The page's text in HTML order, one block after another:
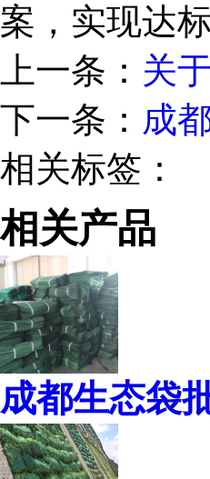
案，实现达标
上一条： 关
下一条： 成
相关标签：
相关产品
成都生态袋